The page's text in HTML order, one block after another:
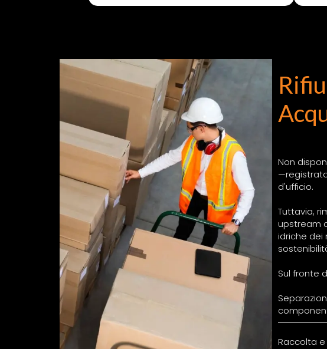
Non
d'ufficio.
Tuttavia,
upstream
idriche dei
Sul fronte
Raccolta